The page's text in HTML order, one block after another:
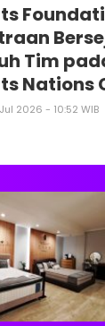
Tim
Nations
2026 - 10:52 WIB